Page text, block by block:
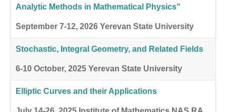
Analytic Methods in Mathematical Physics"
September 7-12, 2026 Yerevan State University
Stochastic, Integral Geometry, and Related Fields
6-10 October, 2025 Yerevan State University
Elliptic Curves and their Applications